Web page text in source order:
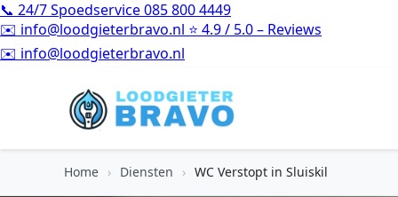
📞 24/7 Spoedservice085 800 4449
✉️ info@loodgieterbravo.nl ⭐ 4.9 / 5.0 – Reviews
⭐4.9 / 5.0 – Reviews
Home › Diensten › WC Verstopt in Sluiskil